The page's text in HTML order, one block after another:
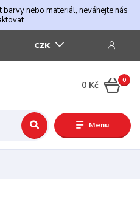
nebo materiál, neváhejte nás
Menu
CZK
0
0 Kč